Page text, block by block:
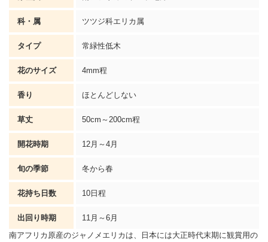
科・属 ツツジ科エリカ 属
タイプ 常緑性低木
花のサイズ 4mm程
香り ほとんどしない
草丈 50cm～200cm程
開花時期 12月～4月
旬の季節 冬から春
花持ち日数 10日程
出回り時期
11月～6月
南アフリカ原産のジャノメ エリカ は、日本には大正時代末期に観賞用の